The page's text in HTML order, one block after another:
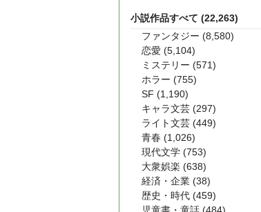
小説作品すべて (22,263)
ファンタジー (8,580)
恋愛 (5,104)
ミステリー (571)
ホラー (755)
SF (1,190)
キャラ文芸 (297)
ライト文芸 (449)
青春 (1,026)
現代文学 (753)
大衆娯楽 (638)
経済・企業 (38)
歴史・時代 (459)